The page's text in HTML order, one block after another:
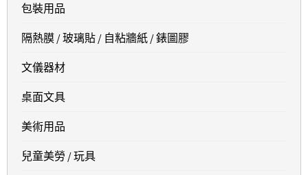
包裝用品
隔熱膜 / 玻璃貼 / 自粘牆紙 / 錶圖膠
文儀器材
桌面文具
美術用品
兒童美勞 / 玩具